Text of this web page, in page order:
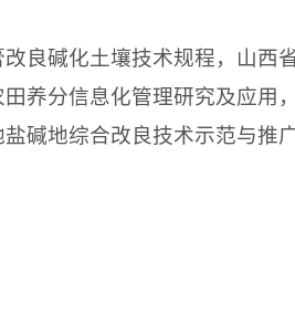
良碱化土壤技术规程，山西
养分信息化管理研究及应用
碱地综合改良技术示范与推